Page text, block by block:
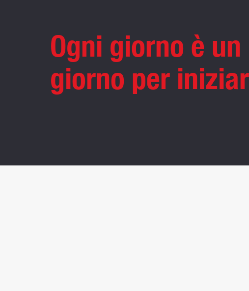
Ogni giorno è
giorno per